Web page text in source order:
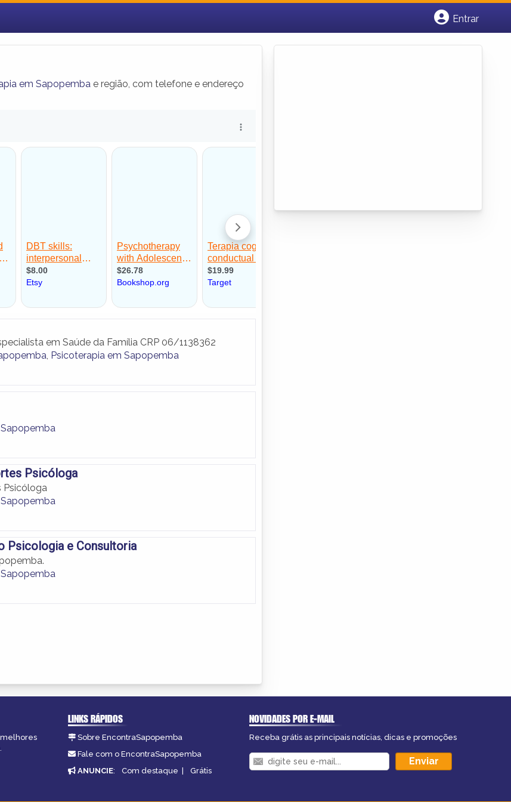
Entrar
em Sapopemba e região, com telefone e endereço
em Saúde da Família CRP 06/1138362
Psicoterapia em Sapopemba
Psicóloga
Psicóloga
Psicologia e Consultoria
melhores
LINKS RÁPIDOS
Sobre EncontraSapopemba
Fale com o EncontraSapopemba
ANUNCIE: Com destaque | Grátis
NOVIDADES POR E-MAIL
Receba grátis as principais notícias, dicas e promoções